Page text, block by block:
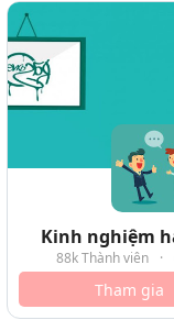
Kinh nghiệm
88k Thành viên ·
Tham gia